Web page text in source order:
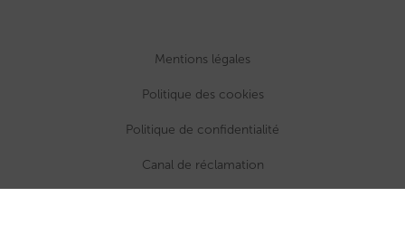
Mentions légales
Politique des cookies
Politique de confidentialité
Canal de réclamation